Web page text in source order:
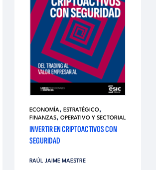
ECONOMÍA, ESTRATÉGICO,
FINANZAS, OPERATIVO Y SECTORIAL
INVERTIR EN CRIPTOACTIVOS CON
SEGURIDAD
RAÚL JAIME MAESTRE